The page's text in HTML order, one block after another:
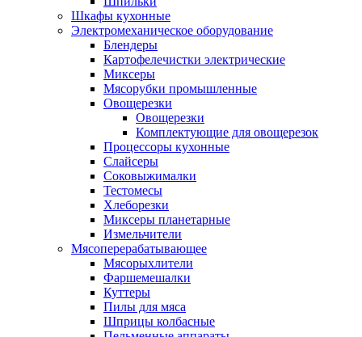
Шкафы кухонные
Электромеханическое оборудование
Блендеры
Картофелечистки электрические
Миксеры
Мясорубки промышленные
Овощерезки
Овощерезки
Комплектующие для овощерезок
Процессоры кухонные
Слайсеры
Соковыжималки
Тестомесы
Хлеборезки
Миксеры планетарные
Измельчители
Мясоперерабатывающее
Мясорыхлители
Фаршемешалки
Куттеры
Пилы для мяса
Шприцы колбасные